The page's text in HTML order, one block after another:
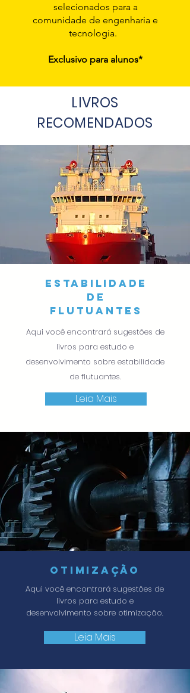
selecionados para a
comunidade de engenharia e
tecnologia.
Exclusivo para alunos*
LIVROS
RECOMENDADOS
estabilidade
de
flutuantes
Aqui você encontrará sugestões de
livros para estudo e
desenvolvimento sobre estabilidade
de flutuantes.
Leia Mais
OTIMIZAÇÃO
Aqui você encontrará sugestões de
livros para estudo e
desenvolvimento sobre otimização.
Leia Mais